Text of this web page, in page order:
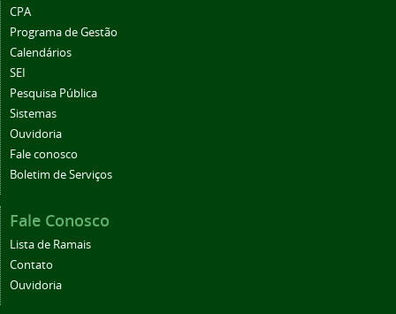
CPA
Programa de Gestão
Calendários
SEI
Pesquisa Pública
Sistemas
Ouvidoria
Fale conosco
Boletim de Serviços
Fale Conosco
Lista de Ramais
Contato
Ouvidoria